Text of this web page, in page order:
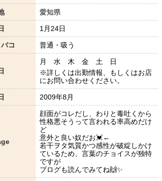
愛知県
1月24日
コ 普通・吸う
月 水 木 金 土 日
※詳しくは出勤情報、もしくはお店
にお問い合わせください。
2009年8月
顔面がコレだし、わりと毒吐くから
性格悪そうって言われる率高めだけ
ど
意外と良い奴だお💓←
若干ヲタ気質かつ感性が破綻しかけ
ているため、言葉のチョイスが独特
ですが
ブログも読んでみてね🙌✨